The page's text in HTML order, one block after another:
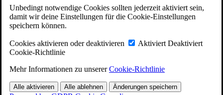
Unbedingt notwendige Cookies sollten jederzeit aktiviert sein,
damit wir deine Einstellungen für die Cookie-Einstellungen
speichern können.
Cookies aktivieren oder deaktivieren Aktiviert Deaktiviert
Cookie-Richtlinie
Mehr Informationen zu unsererCookie-Richtlinie
Alle aktivieren Alle ablehnen Änderungen speichern